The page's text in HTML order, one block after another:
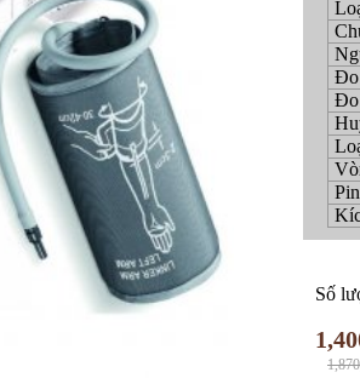
Đo
Đo
Pin
Số